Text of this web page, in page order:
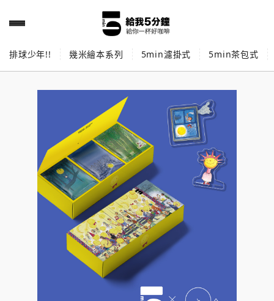
排球少年!! 幾米繪本系列 5min濾掛式 5min茶包式